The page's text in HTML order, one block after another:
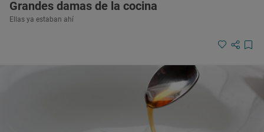
Grandes damas de la cocina
Ellas ya estaban ahí